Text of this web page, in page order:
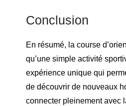
Conclusion
En résumé, la course
qu’une simple activité
expérience unique qui
de découvrir de nouveaux
connecter pleinement avec